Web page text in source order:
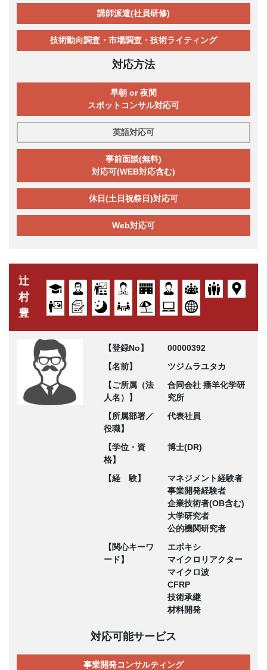
講師派遣(社員研修)
技術動向調査・市場調査・技術ライティング
対応方法
早朝 or 夜間
スポットコンサル対応可
英語対応可
事前面談(無料)
対応可(WEB対応含む)
休日(土日祝祭日)対応可
Web対応可
辻
村
豊
【登録No】
00000392
【名前】
ツジムラユタカ
【ご所属（法
人名）】
合同会社 播羊化学研
究所
【所属部署／
役職】
代表社員
【学位・資
格】
博士(DR)
【経 験】
マネジメント経験者
事業開発経験者
企業技術者(OB含む)
大学研究者
公的機関研究者
【関心キーワ
ード】
エポキシ
マイクロリアクター
マイクロ波
CFRP
技術承継
材料開発
対応可能サービス
事業開発コンサルティング